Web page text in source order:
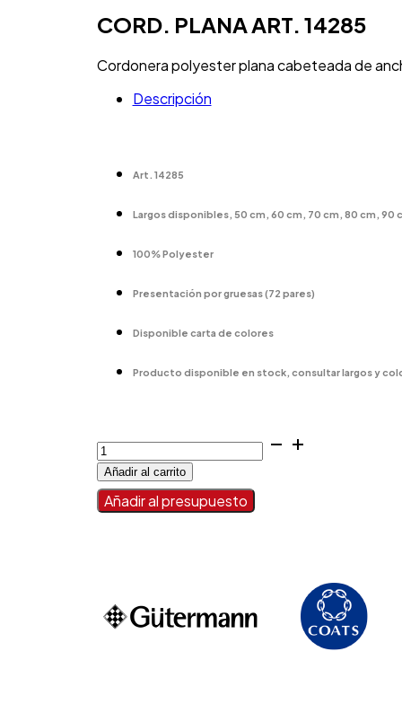
CORD. PLANA ART. 14285
Cordonera polyester plana cabeteada de
Descripción
Art. 14285
Largos disponibles, 50 cm, 60 cm, 70 cm, 80 cm, 90
100% Polyester
Presentación por gruesas (72 pares)
Disponible carta de colores
Producto disponible en stock, consultar largos y
CORD.
PLANA
ART.
14285
cantidad
Añadir al carrito
Añadir al presupuesto